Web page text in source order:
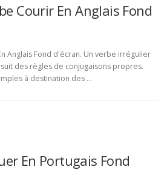
Courir En Anglais Fond
Anglais Fond d'écran. Un verbe irrégulier
des règles de conjugaisons propres.
à destination des …
En Portugais Fond